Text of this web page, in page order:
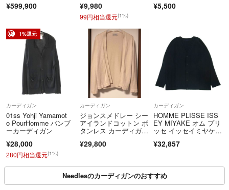
ヤ カーディガン 長
¥599,900 ¥9,980
99円相当還元(1%)
¥5,500
1%還元
カーディガン
01ss Yohji Yamamot
o PourHomme バンブ
ーカーディガン
¥28,000
280円相当還元(1%)
カーディガン
ジョンスメドレー シー
アイランドコットン ボ
タンレス カーディガ
¥29,800
カーディガン
HOMME PLISSE ISS
EY MIYAKE オム プリ
ッセ イッセイミヤケ h
ック カーディガン ダ
¥32,857
Needlesのカーディガンのおすすめ